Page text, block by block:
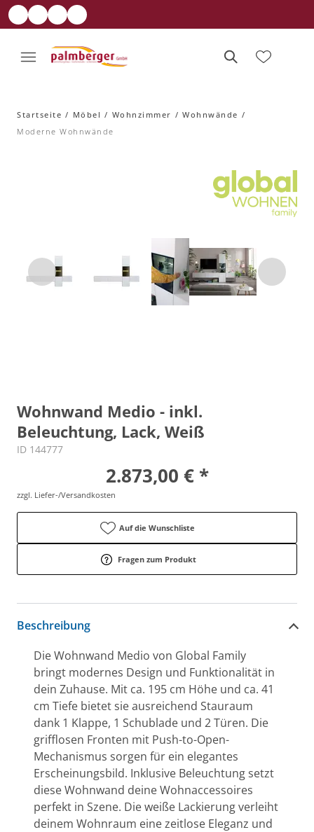
Startseite Möbel Wohnzimmer
Wohnwände
Moderne Wohnwände
Wohnwand Medio - inkl.
Beleuchtung, Lack, Weiß
ID 144777
2.873,00 € *
zzgl. Liefer-/Versandkosten
Auf die Wunschliste
Fragen zum Produkt
Beschreibung
Die Wohnwand Medio von Global Family
bringt modernes Design und Funktionalität in
dein Zuhause. Mit ca. 195 cm Höhe und ca. 41
cm Tiefe bietet sie ausreichend Stauraum
dank 1 Klappe, 1 Schublade und 2 Türen. Die
grifflosen Fronten mit Push-to-Open-
Mechanismus sorgen für ein elegantes
Erscheinungsbild. Inklusive Beleuchtung setzt
diese Wohnwand deine Wohnaccessoires
perfekt in Szene. Die weiße Lackierung verleiht
deinem Wohnraum eine zeitlose Eleganz und